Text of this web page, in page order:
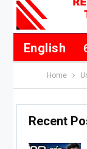
English
Home
Recent